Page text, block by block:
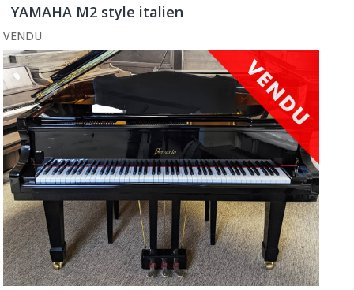
YAMAHA M2 style italien
VENDU